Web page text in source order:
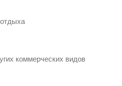
коммерческих видов